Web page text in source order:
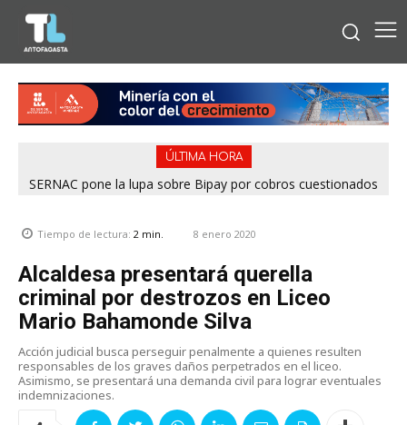
ÚLTIMA HORA
SERNAC pone la lupa sobre Bipay por cobros cuestionados
Tiempo de lectura: 2 min. 8 enero 2020
Alcaldesa presentará querella
criminal por destrozos en Liceo
Mario Bahamonde Silva
Acción judicial busca perseguir penalmente a quienes resulten
responsables de los graves daños perpetrados en el liceo.
Asimismo, se presentará una demanda civil para lograr eventuales
indemnizaciones.